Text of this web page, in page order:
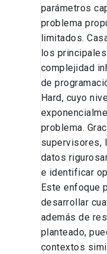
parámetros
problema
limitados.
los
complejidad
de
Hard, cuyo
problema.
supervisores,
datos
e identificar
Este enfoque
desarrollar
además de
planteado,
contextos